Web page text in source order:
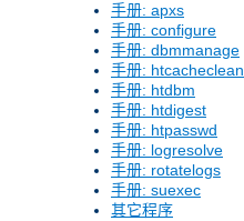
手册: apxs
手册: configure
手册: dbmmanage
手册: htcacheclean
手册: htdbm
手册: htdigest
手册: htpasswd
手册: logresolve
手册: rotatelogs
手册: suexec
其它程序